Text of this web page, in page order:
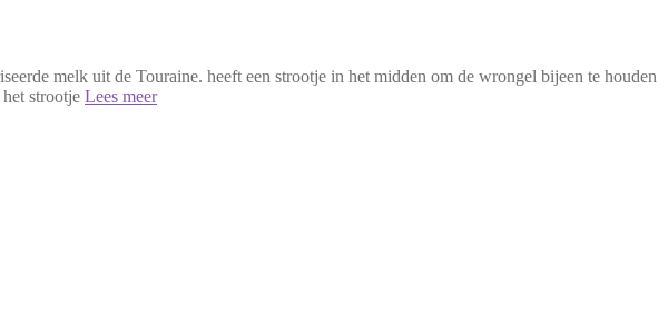
melk uit de Touraine. heeft een strootje in het midden om de wrongel bijeen te houden
strootje Lees meer